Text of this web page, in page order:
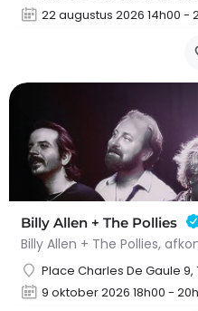
22 augustus 2026 14h00 -
Billy Allen + The Pollies
Place Charles De Gaule
9 oktober 2026 18h00 -